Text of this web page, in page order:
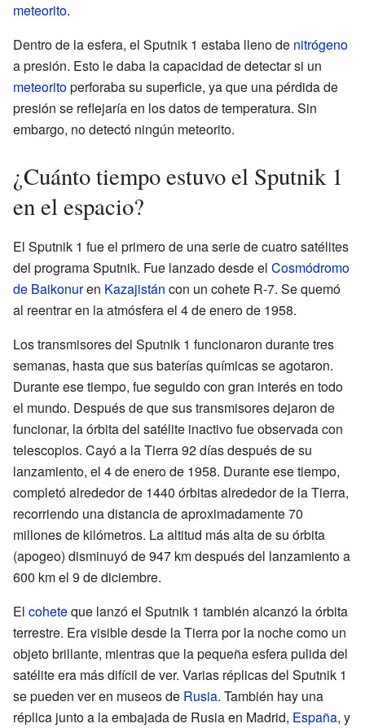
meteorito.
Dentro de la esfera, el Sputnik 1 estaba lleno de nitrógeno
a presión. Esto le daba la capacidad de detectar si un
meteoritoperforaba su superficie, ya que una pérdida de
presión se reflejaría en los datos de temperatura. Sin
embargo, no detectó ningún meteorito.
¿Cuánto tiempo estuvo el Sputnik 1
en el espacio?
El Sputnik 1 fue el primero de una serie de cuatro satélites
del programa Sputnik. Fue lanzado desde el Cosmódromo
de Baikonuren Kazajistán con un cohete R-7. Se quemó
al reentrar en la atmósfera el 4 de enero de 1958.
Los transmisores del Sputnik 1 funcionaron durante tres
semanas, hasta que sus baterías químicas se agotaron.
Durante ese tiempo, fue seguido con gran interés en todo
el mundo. Después de que sus transmisores dejaron de
funcionar, la órbita del satélite inactivo fue observada con
telescopios. Cayó a la Tierra 92 días después de su
lanzamiento, el 4 de enero de 1958. Durante ese tiempo,
completó alrededor de 1440 órbitas alrededor de la Tierra,
recorriendo una distancia de aproximadamente 70
millones de kilómetros. La altitud más alta de su órbita
(apogeo) disminuyó de 947 km después del lanzamiento a
600 km el 9 de diciembre.
El coheteque lanzó el Sputnik 1 también alcanzó la órbita
terrestre. Era visible desde la Tierra por la noche como un
objeto brillante, mientras que la pequeña esfera pulida del
satélite era más difícil de ver. Varias réplicas del Sputnik 1
se pueden ver en museos de Rusia. También hay una
réplica junto a la embajada de Rusia en Madrid, España, y